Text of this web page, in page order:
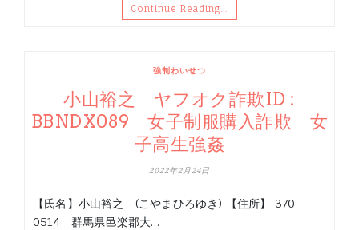
Continue Reading…
強制わいせつ
小山裕之 ヤフオク詐欺ID :
BBNDX089 女子制服購入詐欺 女
子高生強姦
2022年2月24日
【氏名】小山裕之 (こやまひろゆき) 【住所】 370-
0514 群馬県邑楽郡大…